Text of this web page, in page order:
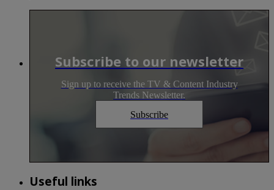
Subscribe to our newsletter
Sign up to receive the TV & Content Industry
Trends Newsletter.
Subscribe
Useful links